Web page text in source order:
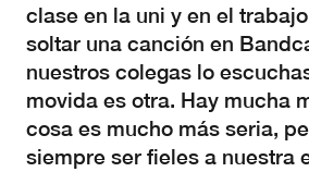
clase en la uni y en el
soltar una canción en
nuestros colegas lo
movida es otra. Hay mucha
cosa es mucho más seria,
siempre ser fieles a nuestra